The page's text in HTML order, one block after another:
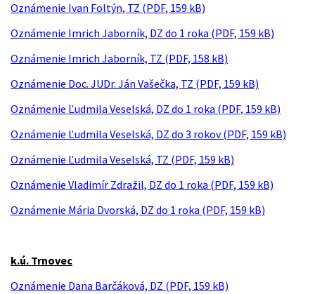
Oznámenie Ivan Foltýn, TZ (PDF, 159 kB)
Oznámenie Imrich Jaborník, DZ do 1 roka (PDF, 159 kB)
Oznámenie Imrich Jaborník, TZ (PDF, 158 kB)
Oznámenie Doc. JUDr. Ján Vašečka, TZ (PDF, 159 kB)
Oznámenie Ľudmila Veselská, DZ do 1 roka (PDF, 159 kB)
Oznámenie Ľudmila Veselská, DZ do 3 rokov (PDF, 159 kB)
Oznámenie Ľudmila Veselská, TZ (PDF, 159 kB)
Oznámenie Vladimír Zdražil, DZ do 1 roka (PDF, 159 kB)
Oznámenie Mária Dvorská, DZ do 1 roka (PDF, 159 kB)
k.ú. Trnovec
Oznámenie Dana Barčáková, DZ (PDF, 159 kB)